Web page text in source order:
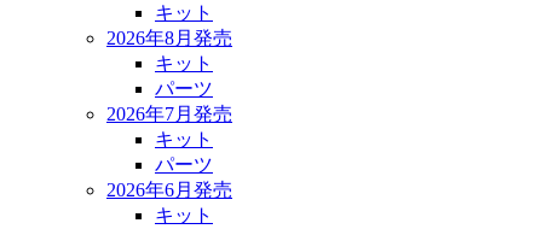
キット
2026年8月発売
キット
パーツ
2026年7月発売
キット
パーツ
2026年6月発売
キット